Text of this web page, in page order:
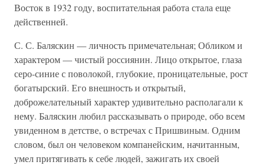
Восток в 1932 году, воспитательная работа стала еще
действенней.
С. С. Баляскин — личность примечательная; Обликом и
характером — чистый россиянин. Лицо открытое, глаза
серо-синие с поволокой, глубокие, проницательные, рост
богатырский. Его внешность и открытый,
доброжелательный характер удивительно располагали к
нему. Баляскин любил рассказывать о природе, обо всем
увиденном в детстве, о встречах с Пришвиным. Одним
словом, был он человеком компанейским, начитанным,
умел притягивать к себе людей, зажигать их своей